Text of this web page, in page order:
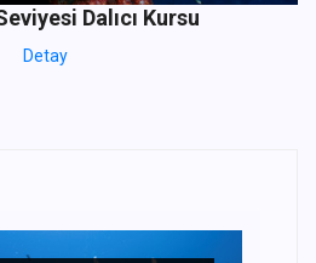
Dalıcı Kursu
Detay